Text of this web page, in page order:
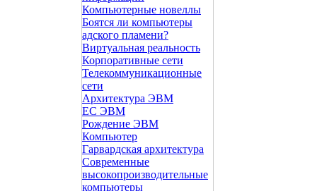
Компьютерные новеллы
Боятся ли компьютеры
адского пламени?
Виртуальная реальность
Корпоративные сети
Телекоммуникационные
сети
Архитектура ЭВМ
ЕС ЭВМ
Рождение ЭВМ
Компьютер
Гарвардская архитектура
Современные
высокопроизводительные
компьютеры